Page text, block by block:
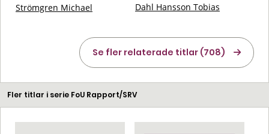
Strömgren Michael
Dahl Hansson Tobias
Se fler relaterade titlar (708)
Fler titlar i serie FoU Rapport/SRV